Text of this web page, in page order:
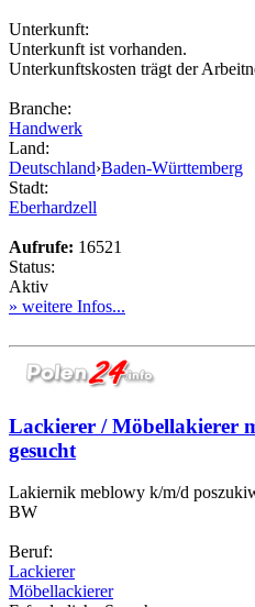
Unterkunft:
Unterkunft ist vorhanden.
Unterkunftskosten trägt der
Branche:
Handwerk
Land:
Deutschland›Baden-Württemberg
Stadt:
Eberhardzell
Aufrufe: 16521
Status:
Aktiv
» weitere Infos...
Lackierer / Möbellakierer
gesucht
Lakiernik meblowy k/m/d
BW
Beruf:
Lackierer
Möbellackierer